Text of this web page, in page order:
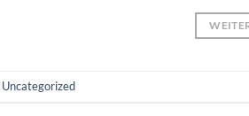
Uncategorized